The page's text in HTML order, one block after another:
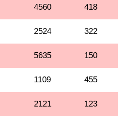
4560 418
2524 322
5635 150
1109 455
2121 123